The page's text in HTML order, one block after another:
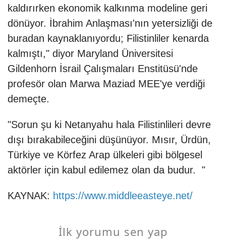
kaldırırken ekonomik kalkınma modeline geri
dönüyor. İbrahim Anlaşması'nın yetersizliği de
buradan kaynaklanıyordu; Filistinliler kenarda
kalmıştı," diyor Maryland Üniversitesi
Gildenhorn İsrail Çalışmaları Enstitüsü'nde
profesör olan Marwa Maziad MEE'ye verdiği
demeçte.
"Sorun şu ki Netanyahu hala Filistinlileri devre
dışı bırakabileceğini düşünüyor. Mısır, Ürdün,
Türkiye ve Körfez Arap ülkeleri gibi bölgesel
aktörler için kabul edilemez olan da budur. "
KAYNAK: https://www.middleeasteye.net/
İlk yorumu sen yap